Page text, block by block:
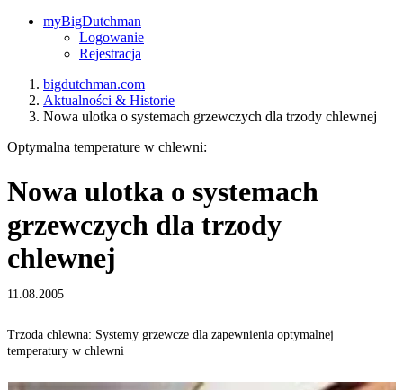
myBigDutchman
Logowanie
Rejestracja
bigdutchman.com
Aktualności & Historie
Nowa ulotka o systemach grzewczych dla trzody chlewnej
Optymalna temperature w chlewni:
Nowa ulotka o systemach
grzewczych dla trzody
chlewnej
11.08.2005
Trzoda chlewna: Systemy grzewcze dla zapewnienia optymalnej
temperatury w chlewni